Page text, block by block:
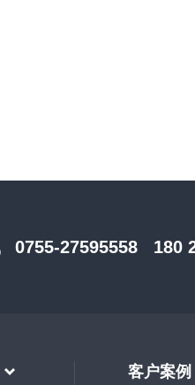
0755-27595558 180
客户案例